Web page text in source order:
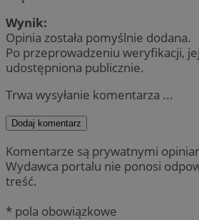
Wynik:
Opinia została pomyślnie dodana.
Po przeprowadzeniu weryfikacji,
udostępniona publicznie.
Trwa wysyłanie komentarza ...
Dodaj komentarz
Komentarze są prywatnymi
Wydawca portalu nie ponosi
treść.
* pola obowiązkowe